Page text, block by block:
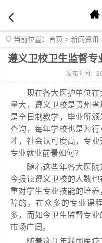
当前位置： 首页 > 新闻资讯
遵义卫校卫生监督专
发布时间：
现在各大医护单位在
量大，遵义卫校是贵州省
是全日制教学，毕业所
查询，每年学校也是为
才，社会认可度高，专
专业就业前景如何?
随着这些年各大医院
今报读遵义卫校的人数
重对学生专业技能的培
障的。在众多的专业课
多，而如今卫生监督专
市场广阔。
随着这几年我国医疗